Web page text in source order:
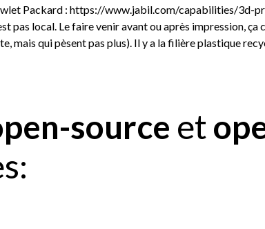
Packard : https://www.jabil.com/capabilities/3d-
pas local. Le faire venir avant ou après impression,
mais qui pèsent pas plus). Il y a la filière plastique
source et